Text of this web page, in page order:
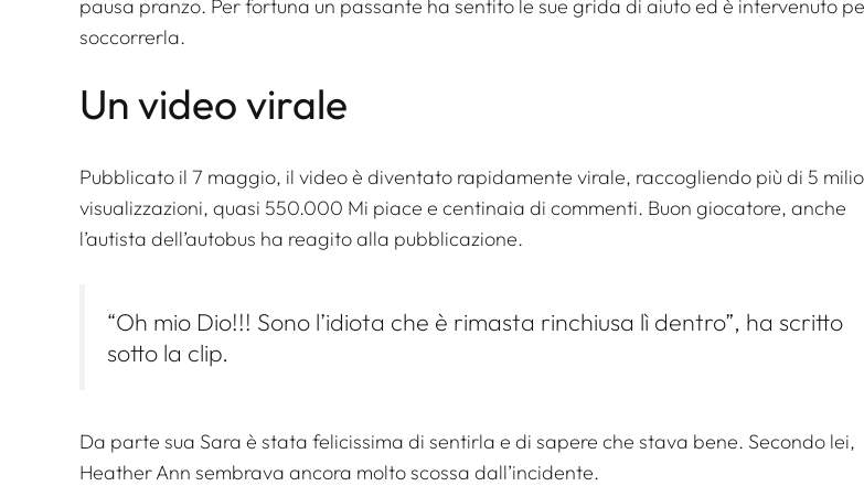
pausa pranzo. Per fortuna un passante ha sentito le sue grida di aiuto ed è intervenuto
soccorrerla.
Un video virale
Pubblicato il 7 maggio, il video è diventato rapidamente virale, raccogliendo più di 5
visualizzazioni, quasi 550.000 Mi piace e centinaia di commenti. Buon giocatore, anche
l’autista dell’autobus ha reagito alla pubblicazione.
“Oh mio Dio!!! Sono l’idiota che è rimasta rinchiusa lì dentro”, ha scritto
sotto la clip.
Da parte sua Sara è stata felicissima di sentirla e di sapere che stava bene. Secondo lei,
Heather Ann sembrava ancora molto scossa dall’incidente.